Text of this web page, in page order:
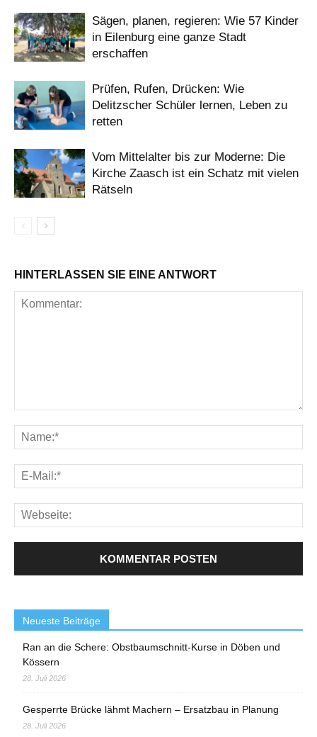
Sägen, planen, regieren: Wie 57 Kinder
in Eilenburg eine ganze Stadt
erschaffen
Prüfen, Rufen, Drücken: Wie
Delitzscher Schüler lernen, Leben zu
retten
Vom Mittelalter bis zur Moderne: Die
Kirche Zaasch ist ein Schatz mit vielen
Rätseln
HINTERLASSEN SIE EINE ANTWORT
Neueste Beiträge
Ran an die Schere: Obstbaumschnitt-Kurse in Döben und
Kössern
28. Juli 2026
Gesperrte Brücke lähmt Machern – Ersatzbau in Planung
28. Juli 2026